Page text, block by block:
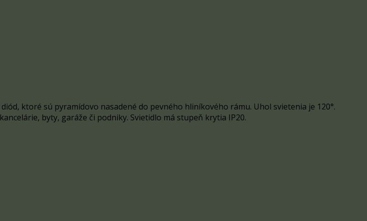
ktoré sú pyramídovo nasadené do pevného hliníkového rámu. Uhol svietenia je 120°.
byty, garáže či podniky. Svietidlo má stupeň krytia IP20.